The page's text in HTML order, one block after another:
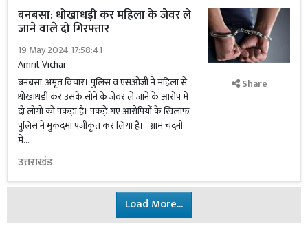
बनबसा: धोखाधड़ी कर महिला के जेवर ले
जाने वाले दो गिरफ्तार
19 May 2024 17:58:41
Amrit Vichar
बनबसा, अमृत विचार। पुलिस व एसओजी ने महिला से
धोखाधड़ी कर उसके सोने के जेवर ले जाने के आरोप में
दो लोगो को पकड़ा है। पकड़े गए आरोपियों के खिलाफ
पुलिस ने मुकदमा पंजीकृत कर लिया है। ग्राम चंदनी
में...
उत्तराखंड
Share
Load More...